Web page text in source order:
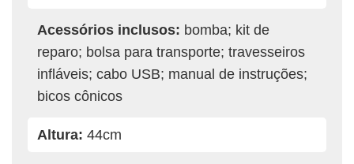
Acessórios inclusos: bomba; kit de
reparo; bolsa para transporte; travesseiros
infláveis; cabo USB; manual de instruções;
bicos cônicos
Altura: 44cm